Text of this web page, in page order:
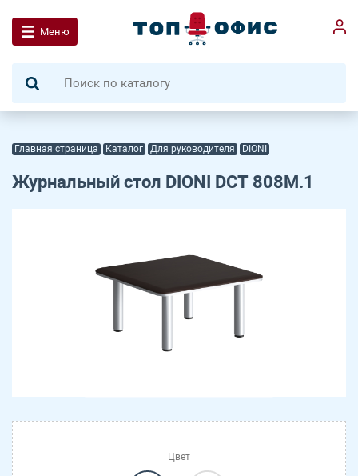
Меню
Главная страница Каталог Для руководителя DIONI
Журнальный стол DIONI DCT 808M.1
Цвет